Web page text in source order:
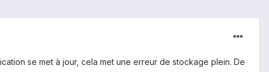
se met à jour, cela met une erreur de stockage plein. De